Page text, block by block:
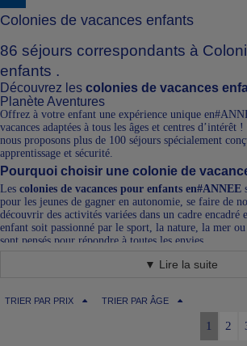
Colonies de vacances enfants
86 séjours correspondants à
enfants .
Découvrez les colonies de vacances
Planète Aventures
Offrez à votre enfant une expérience unique
vacances adaptées à tous les âges et centres d’intérêt
nous proposons plus de 100 séjours spécialement
apprentissage et sécurité.
Pourquoi choisir une colonie de
Les colonies de vacances pour enfants en#ANNEE
pour les jeunes de gagner en autonomie, se faire de
découvrir des activités variées dans un cadre encadré
enfant soit passionné par le sport, la nature, la mer
sont pensés pour répondre à toutes les envies.
Nos engagements pour une colonie de
✅Encadrement de qualité : Des animateurs
: Sports, découvertes culturelles,
▼ Lire la suite
TRIER PAR PRIX TRIER PAR ÂGE
1 2